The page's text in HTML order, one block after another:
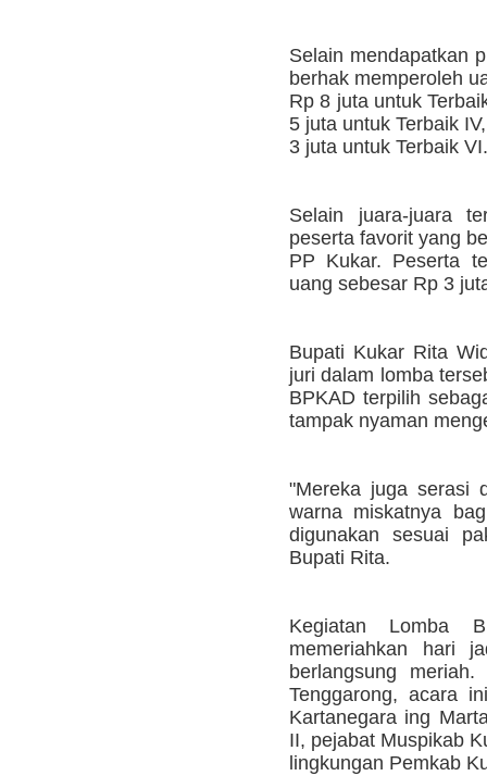
Selain mendapatkan
berhak memperoleh
Rp 8 juta untuk
5 juta untuk Terbaik
3 juta untuk Terbaik VI.
Selain juara-juara
peserta favorit yang
PP Kukar. Peserta
uang sebesar Rp 3
Bupati Kukar Rita
juri dalam lomba
BPKAD terpilih
tampak nyaman
"Mereka juga serasi
warna miskatnya
digunakan sesuai
Bupati Rita.
Kegiatan Lomba
memeriahkan hari
berlangsung
Tenggarong, acara
Kartanegara ing
II, pejabat Muspikab
lingkungan Pemkab